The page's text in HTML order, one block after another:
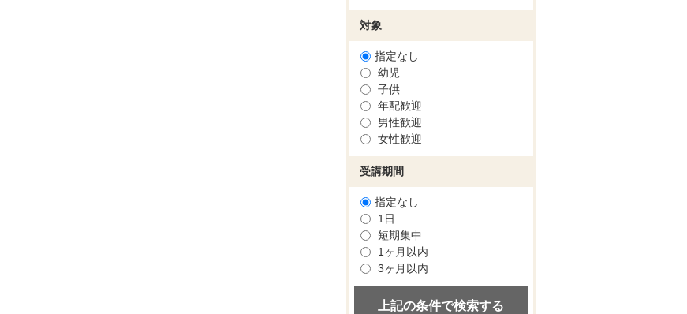
対象
指定なし
幼児
子供
年配歓迎
男性歓迎
女性歓迎
受講期間
指定なし
1日
短期集中
1ヶ月以内
3ヶ月以内